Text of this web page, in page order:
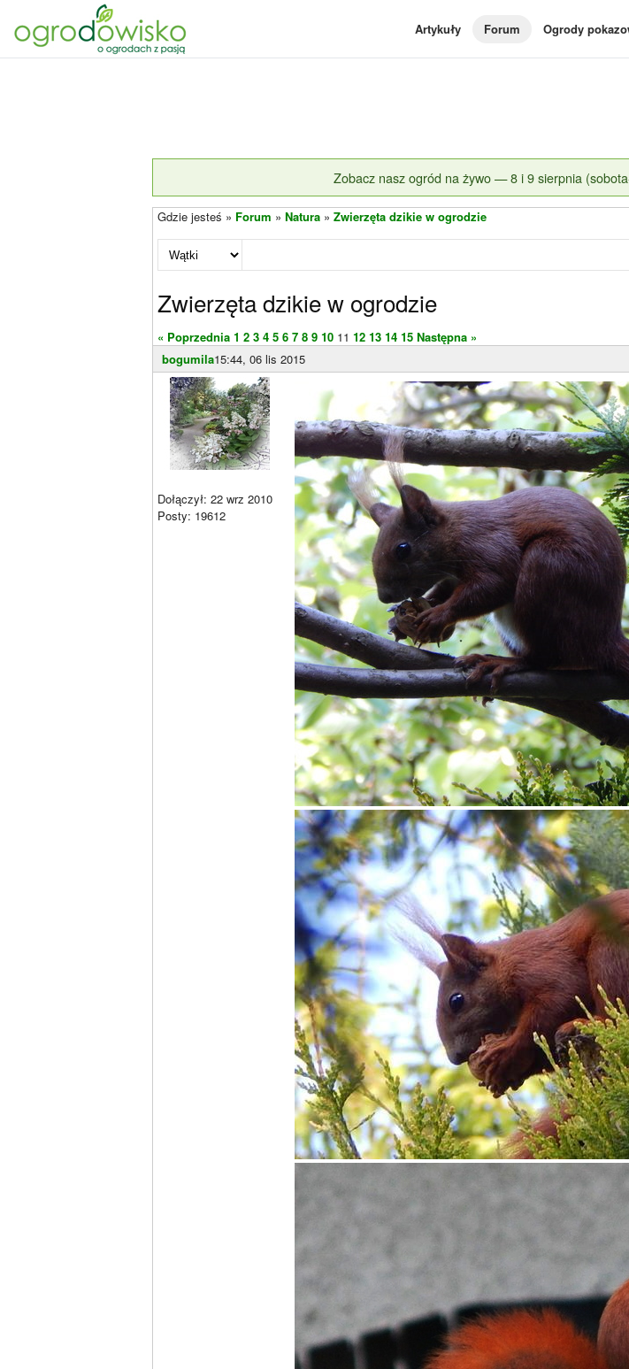
Artykuły Forum Ogrody
Zobacz nasz ogród na żywo — 8 i 9 sierpnia
Gdzie jesteś » Forum » Natura » Zwierzęta dzikie w ogrodzie
Zwierzęta dzikie w ogrodzie
« Poprzednia 1 2 3 4 5 6 7 8 9 10 11 12 13 14 15 Następna »
bogumila15:44, 06 lis 2015
Dołączył: 22 wrz 2010
Posty: 19612